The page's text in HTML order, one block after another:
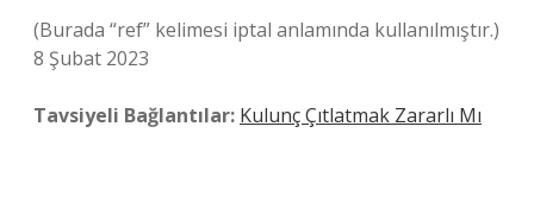
(Burada “ref” kelimesi iptal anlamında kullanılmıştır.)
8 Şubat 2023
Tavsiyeli Bağlantılar: Kulunç Çıtlatmak Zararlı Mı